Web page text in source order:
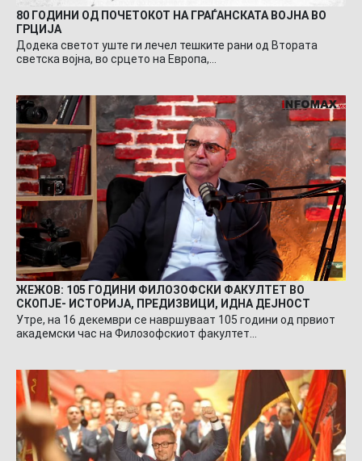
80 ГОДИНИ ОД ПОЧЕТОКОТ НА ГРАЃАНСКАТА ВОЈНА ВО
ГРЦИЈА
Додека светот уште ги лечел тешките рани од Втората
светска војна, во срцето на Европа,…
ЖЕЖОВ: 105 ГОДИНИ ФИЛОЗОФСКИ ФАКУЛТЕТ ВО
СКОПЈЕ- ИСТОРИЈА, ПРЕДИЗВИЦИ, ИДНА ДЕЈНОСТ
Утре, на 16 декември се навршуваат 105 години од првиот
академски час на Филозофскиот факултет…